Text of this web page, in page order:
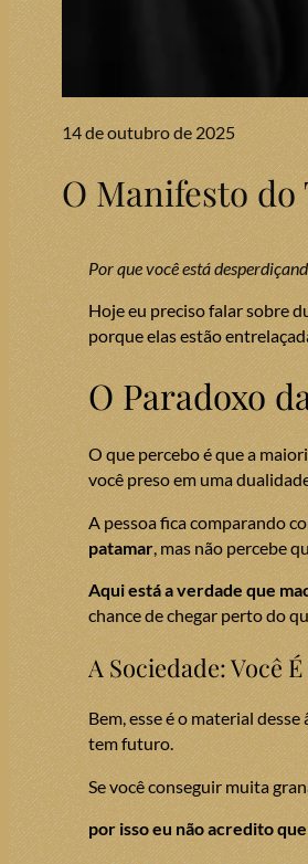
14 de outubro de 2025
O Manifesto do
Por que você está
Hoje eu preciso falar sobre
porque elas estão
O Paradoxo
O que percebo é que a
você preso em uma
A pessoa fica comparando
patamar, mas não percebe
Aqui está a verdade que
chance de chegar perto do
A Sociedade: Você
Bem, esse é o material
tem futuro.
Se você conseguir muita
por isso eu não acredito